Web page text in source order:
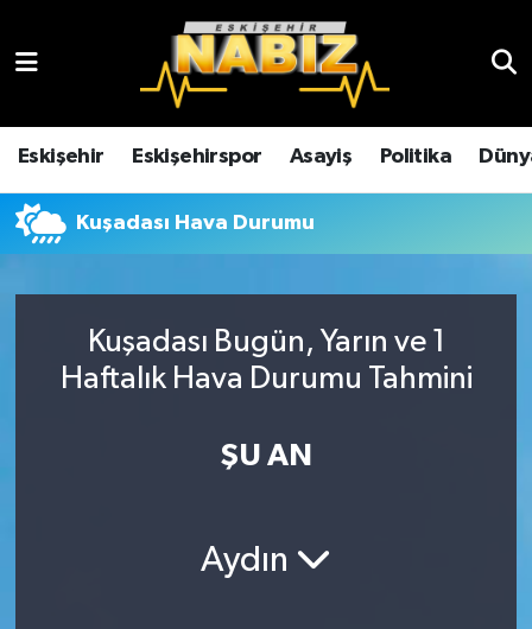
Eskişehir Eskişehirspor Asayiş Politika
Kuşadası Hava Durumu
Kuşadası Bugün, Yarın ve 1
Haftalık Hava Durumu Tahmini
ŞU AN
Aydın
Çevre
Dünya
Ekonomi
Eskişehir
Eskişehir Hava Durumu
Eskişehir Trafik Yoğunluk Haritası
TFF 3.Lig 4.Grup Puan Durumu ve Fikstür
Son Dakika Haberleri
Haber Arşivi